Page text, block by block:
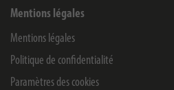
Mentions légales
Mentions légales
Politique de confidentialité
Paramètres des cookies